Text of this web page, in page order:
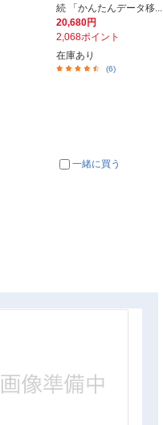
続 「かんたんデータ移...
20,680円
2,068ポイント
在庫あり
(6)
一緒に買う